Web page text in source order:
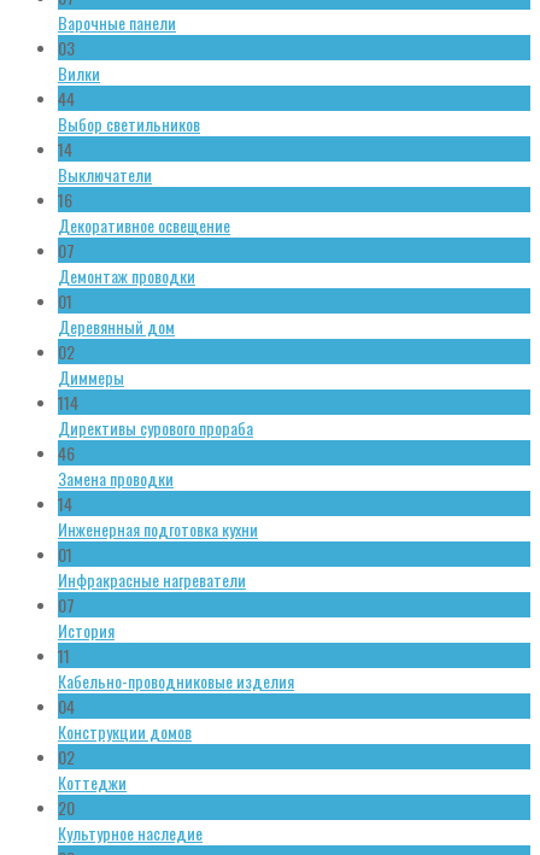
Варочные панели
03
Вилки
44
Выбор светильников
14
Выключатели
16
Декоративное освещение
07
Демонтаж проводки
01
Деревянный дом
02
Диммеры
114
Директивы сурового прораба
46
Замена проводки
14
Инженерная подготовка кухни
01
Инфракрасные нагреватели
07
История
11
Кабельно-проводниковые изделия
04
Конструкции домов
02
Коттеджи
20
Культурное наследие